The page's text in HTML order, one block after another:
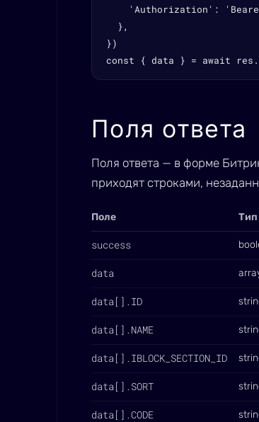
'Authorization':
  },
})
const { data } = await
Поля ответа
Поля ответа — в форме
приходят строками,
Поле Тип
success
data
data[].ID
data[].NAME
data[].IBLOCK_SECTION_ID
data[].SORT
data[].CODE